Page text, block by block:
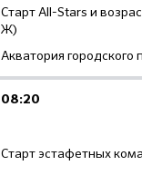
Старт All-Stars и
Ж)
Акватория городского
08:20
Старт эстафетных